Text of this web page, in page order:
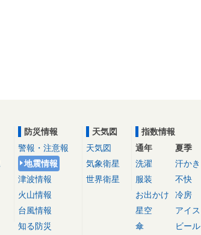
防災情報
警報・注意報
地震情報
津波情報
火山情報
台風情報
知る防災
天気図
天気図
気象衛星
世界衛星
指数情報
通年
洗濯
服装
お出かけ
星空
傘
夏季
汗かき
不快
冷房
アイス
ビール